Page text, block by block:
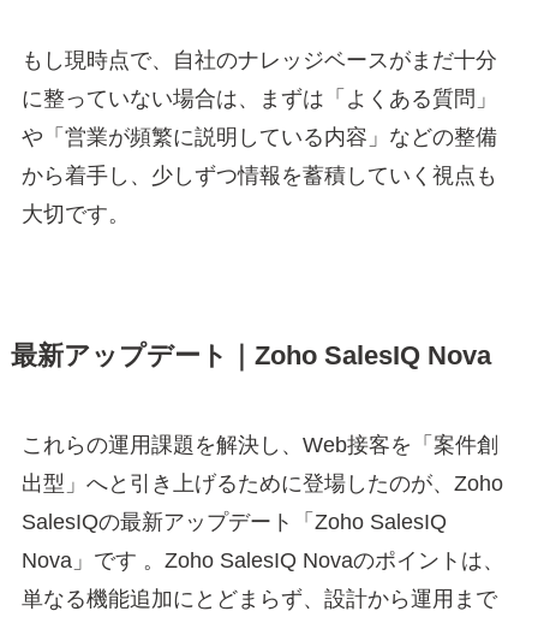
もし現時点で、自社のナレッジベースがまだ十分
に整っていない場合は、まずは「よくある質問」
や「営業が頻繁に説明している内容」などの整備
から着手し、少しずつ情報を蓄積していく視点も
大切です。
最新アップデート｜Zoho SalesIQ Nova
これらの運用課題を解決し、Web接客を「案件創
出型」へと引き上げるために登場したのが、Zoho
SalesIQの最新アップデート「Zoho SalesIQ
Nova」です 。Zoho SalesIQ Novaのポイントは、
単なる機能追加にとどまらず、設計から運用まで